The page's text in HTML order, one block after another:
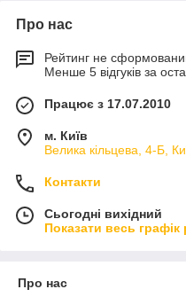
Про нас
Рейтинг не
Менше 5 відгуків за
Працює з 17.07.2010
м. Київ
Велика кільцева, 4-Б,
Контакти
Сьогодні вихідний
Показати весь графік
Про нас